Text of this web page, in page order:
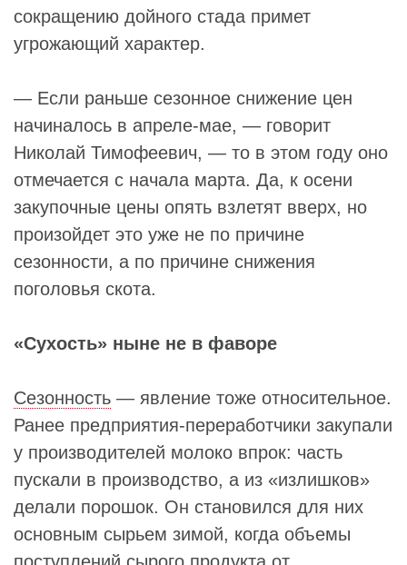
сокращению дойного стада примет
угрожающий характер.
— Если раньше сезонное снижение цен
начиналось в апреле-мае, — говорит
Николай Тимофеевич, — то в этом году оно
отмечается с начала марта. Да, к осени
закупочные цены опять взлетят вверх, но
произойдет это уже не по причине
сезонности, а по причине снижения
поголовья скота.
«Сухость» ныне не в фаворе
Сезонность — явление тоже относительное.
Ранее предприятия-переработчики закупали
у производителей молоко впрок: часть
пускали в производство, а из «излишков»
делали порошок. Он становился для них
основным сырьем зимой, когда объемы